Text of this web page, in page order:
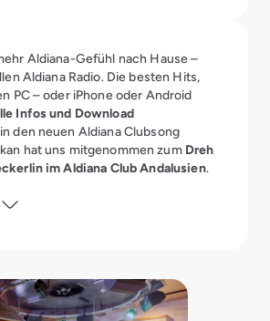
Aldiana-Gefühl nach Hause –
Aldiana Radio. Die besten Hits,
PC – oder iPhone oder Android
Infos und Download
den neuen Aldiana Clubsong
hat uns mitgenommen zum Dreh
im Aldiana Club Andalusien.